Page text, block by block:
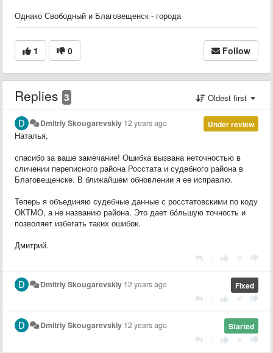
Однако Свободный и Благовещенск - города
1 0 Follow
Replies 3 Oldest first
Under review
Dmitriy Skougarevskiy 12 years ago
Наталья,
спасибо за ваше замечание! Ошибка вызвана неточностью в
сличении переписного района Росстата и судебного района в
Благовещенске. В ближайшем обновлении я ее исправлю.
Теперь я объединяю судебные данные с росстатовскими по коду
ОКТМО, а не названию района. Это дает бóльшую точность и
позволяет избегать таких ошибок.
Дмитрий.
Fixed
Dmitriy Skougarevskiy 12 years ago
Started
Dmitriy Skougarevskiy 12 years ago